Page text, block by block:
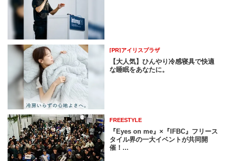
[PR]アイリスプラザ
【大人気】ひんやり冷感寝具で快適
な睡眠をあなたに。
FREESTYLE
『Eyes on me』×『IFBC』フリース
タイル界の一大イベントが共同開
催！...